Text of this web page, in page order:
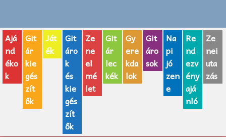
AJÁNDÉK ÖTLETEK
Vicces
GITÁR MÁRKÁK
TOP100 nóta
Ajá
nd
éko
k
Git
ár
kie
gés
zít
ők
Ját
ék
Git
áro
k
és
kie
gés
zít
ők
Ze
ne
el
mé
let
Git
ár
lec
kék
Gy
ere
kda
lok
Git
áro
sok
Na
pi
jó
zen
e
Re
nd
ezv
ény
ajá
nló
Ze
nei
uta
zás